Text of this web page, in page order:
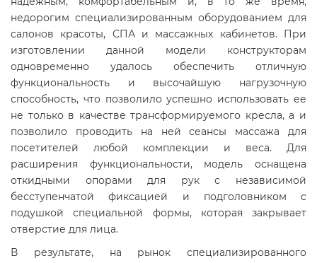
недорогим специализированным оборудованием для
салонов красоты, СПА и массажных кабинетов. При
изготовлении данной модели конструкторам
одновременно удалось обеспечить отличную
функциональность и высочайшую нагрузочную
способность, что позволило успешно использовать ее
не только в качестве трансформируемого кресла, а и
позволило проводить на ней сеансы массажа для
посетителей любой комплекции и веса. Для
расширения функциональности, модель оснащена
откидными опорами для рук с независимой
бесступенчатой фиксацией и подголовником с
подушкой специальной формы, которая закрывает
отверстие для лица.
В результате, на рынок специализированного